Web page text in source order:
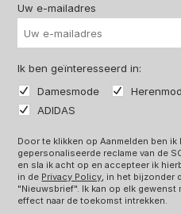
Uw e-mailadres
Ik ben geïnteresseerd in:
Damesmode
ADIDAS
Door te klikken op Aanmelden ben
gepersonaliseerde reclame van de
en sla ik acht op en accepteer ik
in de Privacy Policy, in het bijzonder
"Nieuwsbrief". Ik kan op elk gewenst
effect naar de toekomst intrekken.